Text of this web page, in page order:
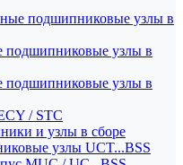
подшипниковые узлы в
подшипниковые узлы в
подшипниковые узлы в
/ STC
и узлы в сборе
узлы UCT...BSS